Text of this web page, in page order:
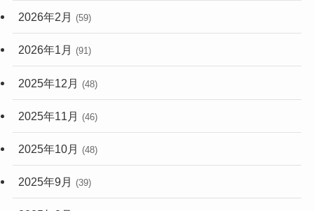
2026年2月 (59)
2026年1月 (91)
2025年12月 (48)
2025年11月 (46)
2025年10月 (48)
2025年9月 (39)